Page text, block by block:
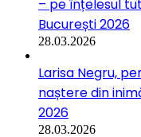
– pe înțelesul
București 2026
28.03.2026
Larisa Negru,
naștere din
2026
28.03.2026